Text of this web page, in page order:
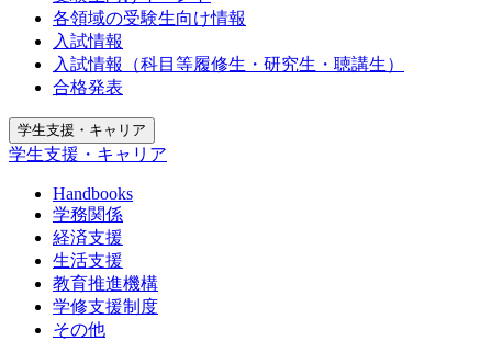
各領域の受験生向け情報
入試情報
入試情報（科目等履修生・研究生・聴講生）
合格発表
学生支援・キャリア
学生支援・キャリア
Handbooks
学務関係
経済支援
生活支援
教育推進機構
学修支援制度
その他